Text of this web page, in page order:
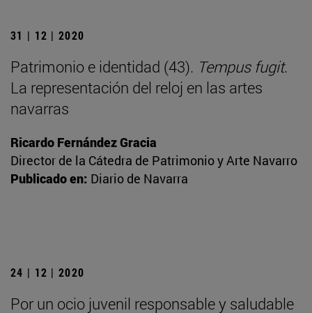
31 | 12 | 2020
Patrimonio e identidad (43). Tempus fugit.
La representación del reloj en las artes
navarras
Ricardo Fernández Gracia
Director de la Cátedra de Patrimonio y Arte Navarro
Publicado en: Diario de Navarra
24 | 12 | 2020
Por un ocio juvenil responsable y saludable